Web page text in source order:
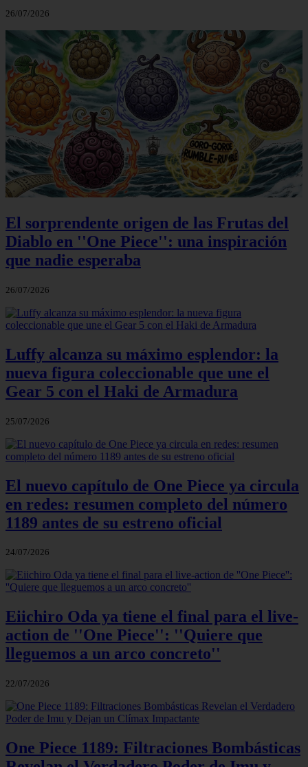
26/07/2026
El sorprendente origen de las Frutas del
Diablo en ''One Piece'': una inspiración
que nadie esperaba
26/07/2026
Luffy alcanza su máximo esplendor: la
nueva figura coleccionable que une el
Gear 5 con el Haki de Armadura
25/07/2026
El nuevo capítulo de One Piece ya circula
en redes: resumen completo del número
1189 antes de su estreno oficial
24/07/2026
Eiichiro Oda ya tiene el final para el live-
action de ''One Piece'': ''Quiere que
lleguemos a un arco concreto''
22/07/2026
One Piece 1189: Filtraciones Bombásticas